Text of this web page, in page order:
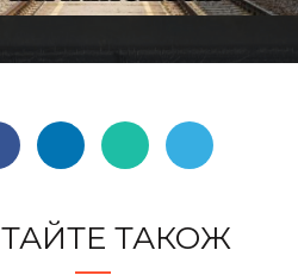
ТАКОЖ